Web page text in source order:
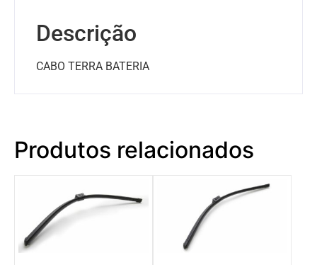
Descrição
CABO TERRA BATERIA
Produtos relacionados